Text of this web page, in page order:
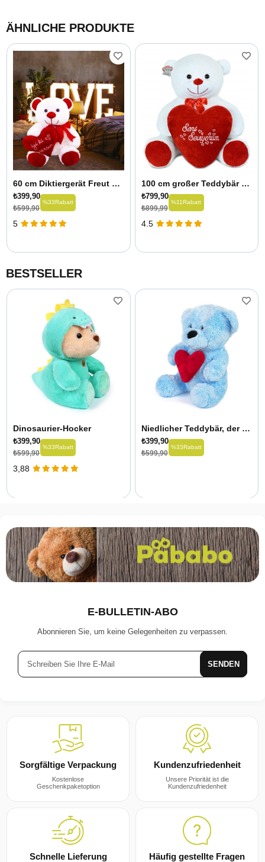
ÄHNLICHE PRODUKTE
60 cm Diktiergerät Freut mich, Sie zu haben
₺399,90
₺599,90
%33Rabatt
5
100 cm großer Teddybär „I Love You“ mit Herz
₺799,90
₺899,99
%11Rabatt
4.5
BESTSELLER
Dinosaurier-Hocker
₺399,90
₺599,90
%33Rabatt
3,88
Niedlicher Teddybär, der ein Herz hält
₺399,90
₺599,90
%33Rabatt
E-BULLETIN-ABO
Abonnieren Sie, um keine Gelegenheiten zu verpassen.
SENDEN
Sorgfältige Verpackung
Kostenlose
Geschenkpaketoption
Kundenzufriedenheit
Unsere Priorität ist die
Kundenzufriedenheit
Schnelle Lieferung Häufig gestellte Fragen